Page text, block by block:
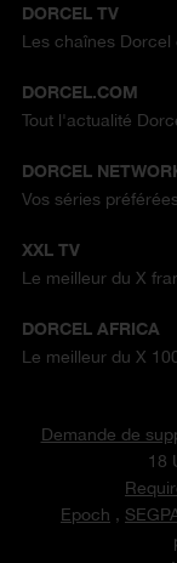
DORCEL TV
Les chaînes Dorcel
DORCEL.COM
Tout l'actualité
DORCEL
Vos séries
XXL TV
Le meilleur du X
DORCEL AFRICA
Le meilleur du X
Demande de
18
Epoch ,